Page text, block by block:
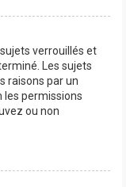
verrouillés et
Les sujets
raisons par un
les permissions
ou non